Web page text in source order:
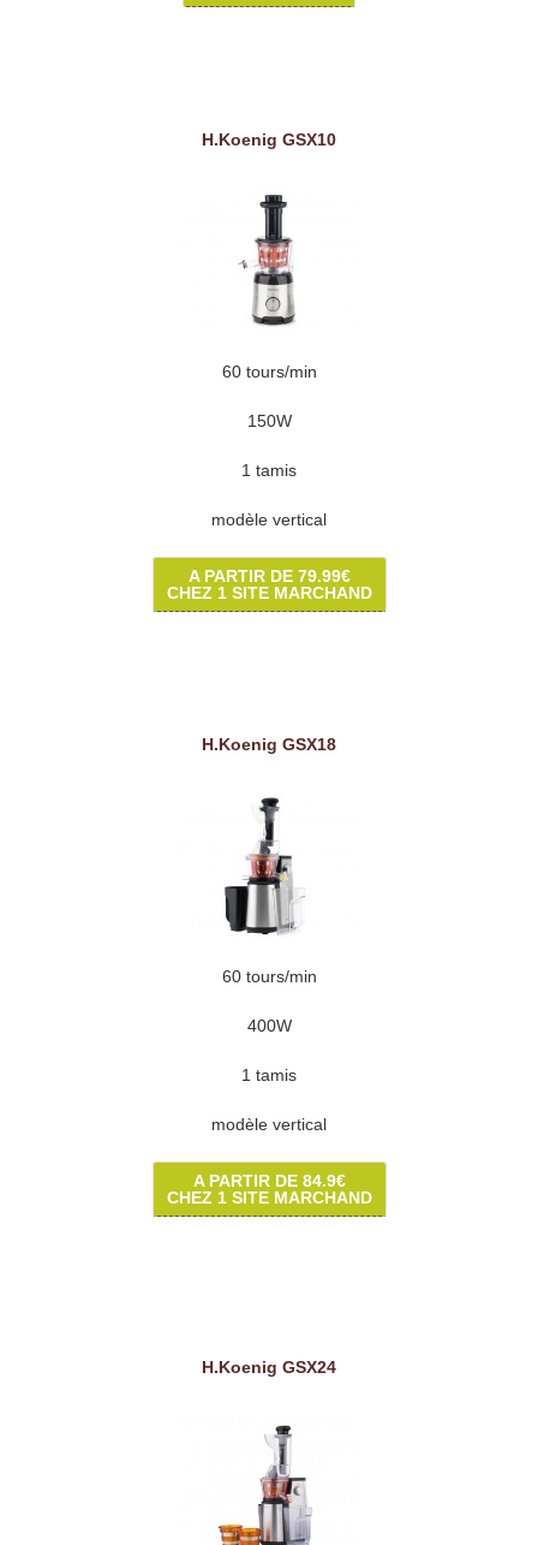
H.Koenig GSX10
60 tours/min
150W
1 tamis
modèle vertical
A PARTIR DE 79.99€
CHEZ 1 SITE MARCHAND
H.Koenig GSX18
60 tours/min
400W
1 tamis
modèle vertical
A PARTIR DE 84.9€
CHEZ 1 SITE MARCHAND
H.Koenig GSX24